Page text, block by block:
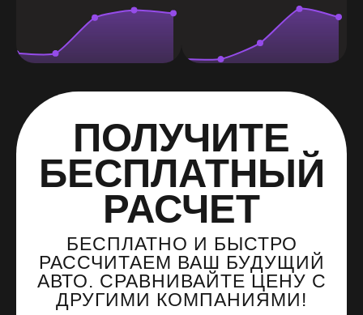
ПОЛУЧИТЕ
БЕСПЛАТНЫЙ
РАСЧЕТ
БЕСПЛАТНО И БЫСТРО
РАССЧИТАЕМ ВАШ БУДУЩИЙ
АВТО. СРАВНИВАЙТЕ ЦЕНУ С
ДРУГИМИ КОМПАНИЯМИ!